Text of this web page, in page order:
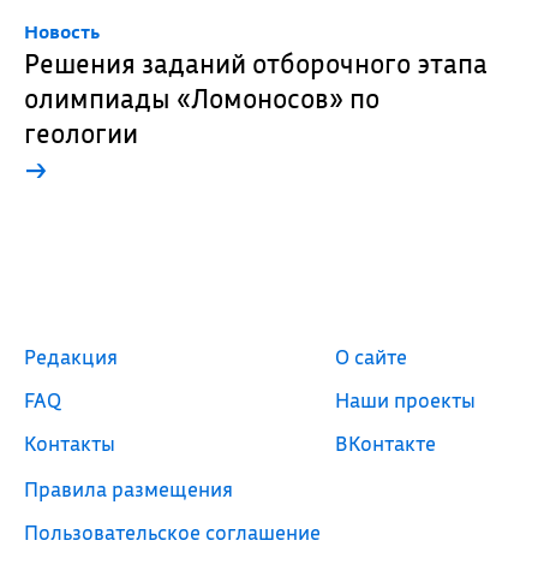
Новость
Решения заданий отборочного этапа
олимпиады «Ломоносов» по
геологии
→
Редакция
FAQ
Контакты
Правила размещения
Пользовательское соглашение
О сайте
Наши проекты
ВКонтакте